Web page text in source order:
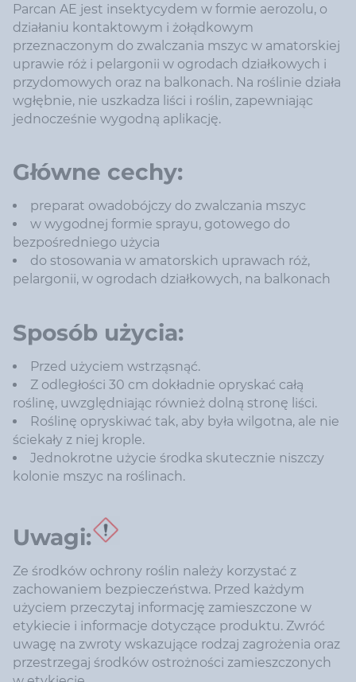
Parcan AE jest insektycydem w formie aerozolu, o
działaniu kontaktowym i żołądkowym
przeznaczonym do zwalczania mszyc w amatorskiej
uprawie róż i pelargonii w ogrodach działkowych i
przydomowych oraz na balkonach. Na roślinie działa
wgłębnie, nie uszkadza liści i roślin, zapewniając
jednocześnie wygodną aplikację.
Główne cechy:
preparat owadobójczy do zwalczania mszyc
w wygodnej formie sprayu, gotowego do
bezpośredniego użycia
do stosowania w amatorskich uprawach róż,
pelargonii, w ogrodach działkowych, na balkonach
Sposób użycia:
Przed użyciem wstrząsnąć.
Z odległości 30 cm dokładnie opryskać całą
roślinę, uwzględniając również dolną stronę liści.
Roślinę opryskiwać tak, aby była wilgotna, ale nie
ściekały z niej krople.
Jednokrotne użycie środka skutecznie niszczy
kolonie mszyc na roślinach.
Uwagi:
Ze środków ochrony roślin należy korzystać z
zachowaniem bezpieczeństwa. Przed każdym
użyciem przeczytaj informację zamieszczone w
etykiecie i informacje dotyczące produktu. Zwróć
uwagę na zwroty wskazujące rodzaj zagrożenia oraz
przestrzegaj środków ostrożności zamieszczonych